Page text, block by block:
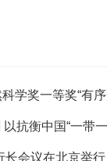
奖一等奖“有
抗衡中国“一带
长会议在北京举行